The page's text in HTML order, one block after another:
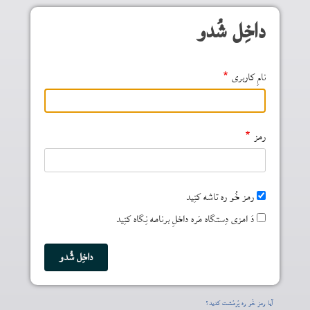
Skip to main content
داخِل شُدو
نامِ کاربری
رمز
رمز خُو ره تاشه کنِید
دَ امزی دِستگاه مَره داخلِ برنامه نِگاه کنِید
آیا رمز خُو ره پُرمُشت کدید؟